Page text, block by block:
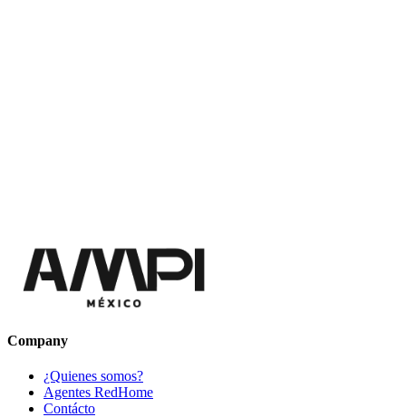
Company
¿Quienes somos?
Agentes RedHome
Contácto